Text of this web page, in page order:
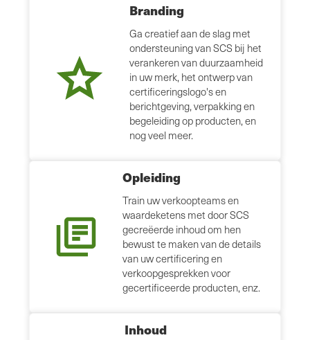
Branding
Ga creatief aan de slag met
ondersteuning van SCS bij het
verankeren van duurzaamheid
in uw merk, het ontwerp van
certificeringslogo's en
berichtgeving, verpakking en
begeleiding op producten, en
nog veel meer.
Opleiding
Train uw verkoopteams en
waardeketens met door SCS
gecreëerde inhoud om hen
bewust te maken van de details
van uw certificering en
verkoopgesprekken voor
gecertificeerde producten, enz.
Inhoud